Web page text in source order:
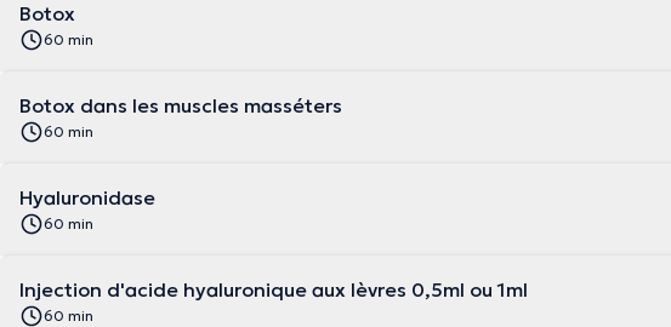
Botox
60 min
Botox dans les muscles masséters
60 min
Hyaluronidase
60 min
Injection d'acide hyaluronique aux lèvres 0,5ml ou 1ml
60 min